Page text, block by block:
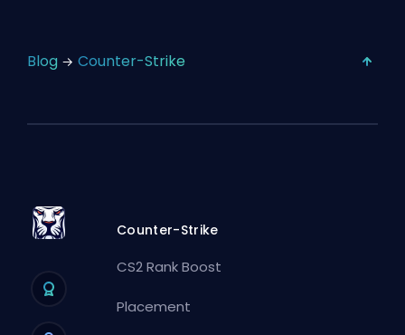
Blog Counter-Strike
Counter-Strike
CS2 Rank Boost
Placement